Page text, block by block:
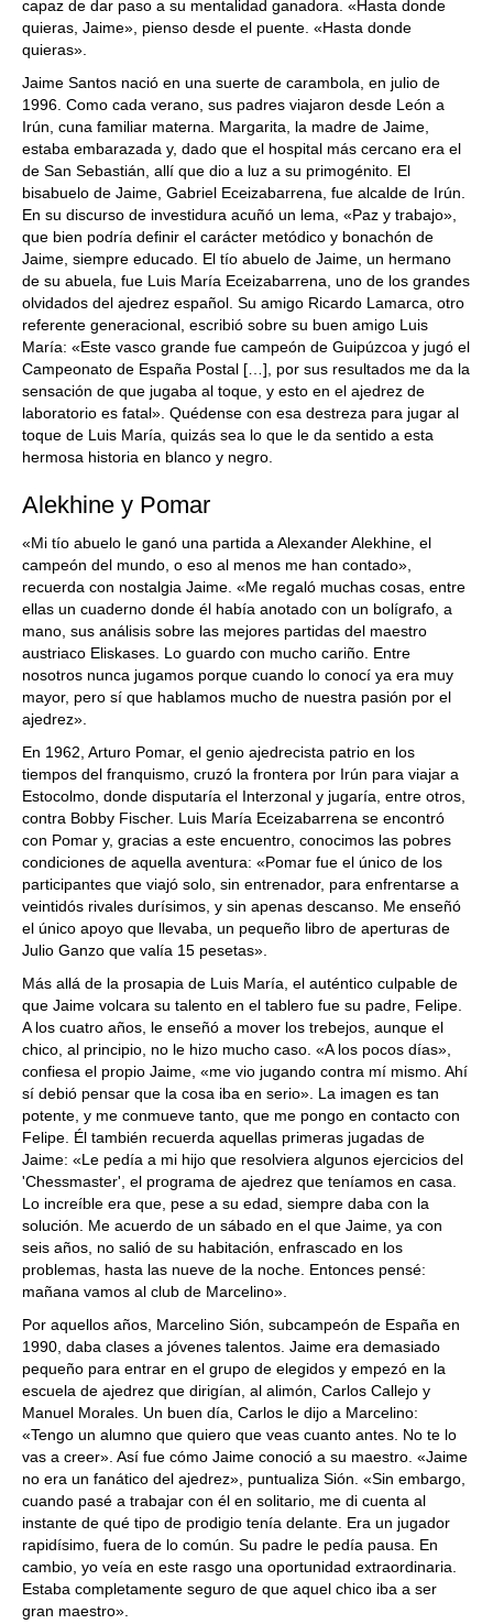
capaz de dar paso a su mentalidad ganadora. «Hasta donde
quieras, Jaime», pienso desde el puente. «Hasta donde
quieras».
Jaime Santos nació en una suerte de carambola, en julio de
1996. Como cada verano, sus padres viajaron desde León a
Irún, cuna familiar materna. Margarita, la madre de Jaime,
estaba embarazada y, dado que el hospital más cercano era el
de San Sebastián, allí que dio a luz a su primogénito. El
bisabuelo de Jaime, Gabriel Eceizabarrena, fue alcalde de Irún.
En su discurso de investidura acuñó un lema, «Paz y trabajo»,
que bien podría definir el carácter metódico y bonachón de
Jaime, siempre educado. El tío abuelo de Jaime, un hermano
de su abuela, fue Luis María Eceizabarrena, uno de los grandes
olvidados del ajedrez español. Su amigo Ricardo Lamarca, otro
referente generacional, escribió sobre su buen amigo Luis
María: «Este vasco grande fue campeón de Guipúzcoa y jugó el
Campeonato de España Postal […], por sus resultados me da la
sensación de que jugaba al toque, y esto en el ajedrez de
laboratorio es fatal». Quédense con esa destreza para jugar al
toque de Luis María, quizás sea lo que le da sentido a esta
hermosa historia en blanco y negro.
Alekhine y Pomar
«Mi tío abuelo le ganó una partida a Alexander Alekhine, el
campeón del mundo, o eso al menos me han contado»,
recuerda con nostalgia Jaime. «Me regaló muchas cosas, entre
ellas un cuaderno donde él había anotado con un bolígrafo, a
mano, sus análisis sobre las mejores partidas del maestro
austriaco Eliskases. Lo guardo con mucho cariño. Entre
nosotros nunca jugamos porque cuando lo conocí ya era muy
mayor, pero sí que hablamos mucho de nuestra pasión por el
ajedrez».
En 1962, Arturo Pomar, el genio ajedrecista patrio en los
tiempos del franquismo, cruzó la frontera por Irún para viajar a
Estocolmo, donde disputaría el Interzonal y jugaría, entre otros,
contra Bobby Fischer. Luis María Eceizabarrena se encontró
con Pomar y, gracias a este encuentro, conocimos las pobres
condiciones de aquella aventura: «Pomar fue el único de los
participantes que viajó solo, sin entrenador, para enfrentarse a
veintidós rivales durísimos, y sin apenas descanso. Me enseñó
el único apoyo que llevaba, un pequeño libro de aperturas de
Julio Ganzo que valía 15 pesetas».
Más allá de la prosapia de Luis María, el auténtico culpable de
que Jaime volcara su talento en el tablero fue su padre, Felipe.
A los cuatro años, le enseñó a mover los trebejos, aunque el
chico, al principio, no le hizo mucho caso. «A los pocos días»,
confiesa el propio Jaime, «me vio jugando contra mí mismo. Ahí
sí debió pensar que la cosa iba en serio». La imagen es tan
potente, y me conmueve tanto, que me pongo en contacto con
Felipe. Él también recuerda aquellas primeras jugadas de
Jaime: «Le pedía a mi hijo que resolviera algunos ejercicios del
'Chessmaster', el programa de ajedrez que teníamos en casa.
Lo increíble era que, pese a su edad, siempre daba con la
solución. Me acuerdo de un sábado en el que Jaime, ya con
seis años, no salió de su habitación, enfrascado en los
problemas, hasta las nueve de la noche. Entonces pensé:
mañana vamos al club de Marcelino».
Por aquellos años, Marcelino Sión, subcampeón de España en
1990, daba clases a jóvenes talentos. Jaime era demasiado
pequeño para entrar en el grupo de elegidos y empezó en la
escuela de ajedrez que dirigían, al alimón, Carlos Callejo y
Manuel Morales. Un buen día, Carlos le dijo a Marcelino:
«Tengo un alumno que quiero que veas cuanto antes. No te lo
vas a creer». Así fue cómo Jaime conoció a su maestro. «Jaime
no era un fanático del ajedrez», puntualiza Sión. «Sin embargo,
cuando pasé a trabajar con él en solitario, me di cuenta al
instante de qué tipo de prodigio tenía delante. Era un jugador
rapidísimo, fuera de lo común. Su padre le pedía pausa. En
cambio, yo veía en este rasgo una oportunidad extraordinaria.
Estaba completamente seguro de que aquel chico iba a ser
gran maestro».